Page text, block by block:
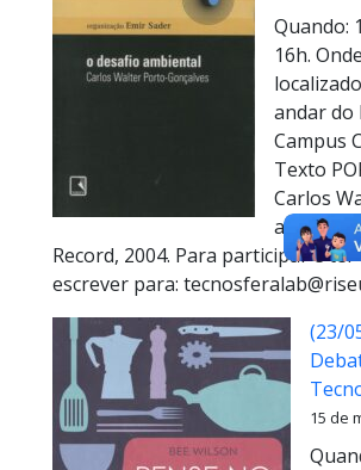
Quando:
16h.
andar do
Campus
Texto
Carlos
Record, 2004. Para participar e
escrever para:
(23/
15 de